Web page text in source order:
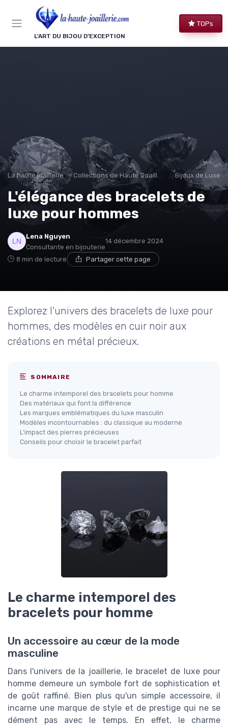
L’ART DU BIJOU D’EXCEPTION
TOPs
La haute joaillerie Collections de Haute Joaillerie Bijoux de Luxe
L'élégance des bracelets de
luxe pour hommes
Lena Nguyen
Consultante en bijouterie
14 décembre 2024
8 min de lecture Partager cette page
Explorez l'univers des bracelets de luxe pour
hommes, des modèles en cuir noir aux
créations en métal précieux.
SOMMAIRE
Le charme intemporel des bracelets pour homme
Des matériaux qui font la différence
Les marques emblématiques du luxe masculin
Modèles incontournables : du classique au moderne
L'impact des pierres précieuses
Conseils pour choisir le bracelet parfait
Le charme intemporel des
bracelets pour homme
Un accessoire au cœur de la mode
masculine
Dans l'univers de la joaillerie, le bracelet de luxe pour
homme demeure un symbole fort de sophistication et
de goût raffiné. Bien plus qu'un simple accessoire, il
incarne une marque de style et de prestige qui ne se
dément pas avec le temps. En effet, le charme
Panneau de gestion des cookies